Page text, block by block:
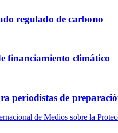
regulado de carbono
financiamiento climático
periodistas de